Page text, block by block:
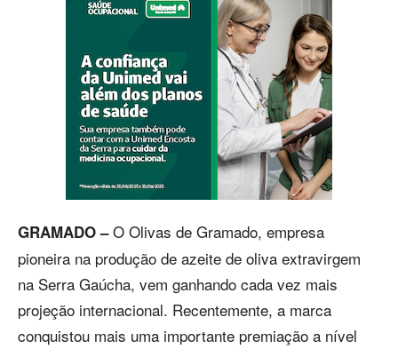
GRAMADO –O Olivas de Gramado, empresa
pioneira na produção de azeite de oliva extravirgem
na Serra Gaúcha, vem ganhando cada vez mais
projeção internacional. Recentemente, a marca
conquistou mais uma importante premiação a nível